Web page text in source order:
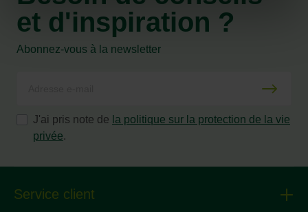
et d'inspiration ?
Abonnez-vous à la newsletter
J'ai pris note de la politique sur la protection de la vie
privée.
Service client